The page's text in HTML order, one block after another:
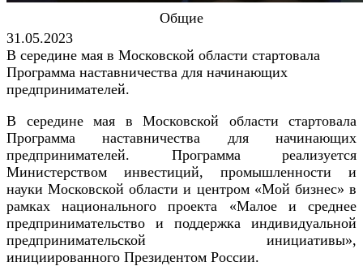
Общие
31.05.2023
В середине мая в Московской области стартовала
Программа наставничества для начинающих
предпринимателей.
В середине мая в Московской области стартовала
Программа наставничества для начинающих
предпринимателей. Программа реализуется
Министерством инвестиций, промышленности и
науки Московской области и центром «Мой бизнес» в
рамках национального проекта «Малое и среднее
предпринимательство и поддержка индивидуальной
предпринимательской инициативы»,
инициированного Президентом России.